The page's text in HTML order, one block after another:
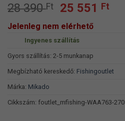
28 390Ft
Original
price
was:
28
390 Ft.
25 551 Ft
Jelenleg nem elérhető
Ingyenes szállítás
Gyors szállítás: 2-5 munkanap
Megbízható kereskedő: Fishingoutlet
Márka: Mikado
Cikkszám: foutlet_mfishing-WAA763-270